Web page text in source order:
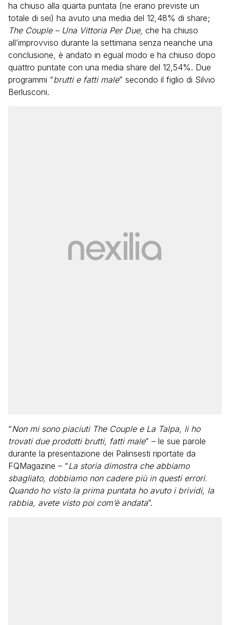
ha chiuso alla quarta puntata (ne erano previste un
totale di sei) ha avuto una media del 12,48% di share;
The Couple – Una Vittoria Per Due, che ha chiuso
all’improvviso durante la settimana senza neanche una
conclusione, è andato in egual modo e ha chiuso dopo
quattro puntate con una media share del 12,54%. Due
programmi “brutti e fatti male” secondo il figlio di Silvio
Berlusconi.
“Non mi sono piaciuti The Couple e La Talpa, li ho
trovati due prodotti brutti, fatti male” – le sue parole
durante la presentazione dei Palinsesti riportate da
FQMagazine – “La storia dimostra che abbiamo
sbagliato, dobbiamo non cadere più in questi errori.
Quando ho visto la prima puntata ho avuto i brividi, la
rabbia, avete visto poi com’è andata”.